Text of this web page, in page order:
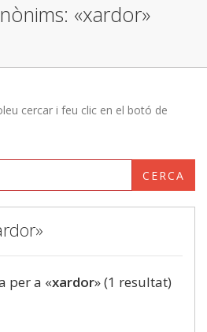
«xardor»
cercar i feu clic en el botó de
CERCA
per a «xardor» (1 resultat)